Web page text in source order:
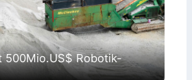
500Mio.US$ Robotik-